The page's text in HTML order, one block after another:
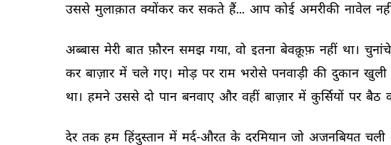
उससे मुलाक़ात क्योंकर कर सकते हैं... आप कोई अमरीकी नावेल
अब्बास मेरी बात फ़ौरन समझ गया, वो इतना बेवक़ूफ़ नहीं था। चुनांचे
कर बाज़ार में चले गए। मोड़ पर राम भरोसे पनवाड़ी की दुकान खुली
था। हमने उससे दो पान बनवाए और वहीं बाज़ार में कुर्सियों पर बैठ
देर तक हम हिंदुस्तान में मर्द-औरत के दरमियान जो अजनबियत चली